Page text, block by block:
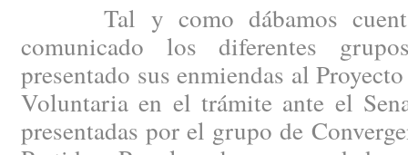
Tal y como dábamos cuenta
comunicado los diferentes
presentado sus enmiendas al
Voluntaria en el trámite ante el
presentadas por el grupo de